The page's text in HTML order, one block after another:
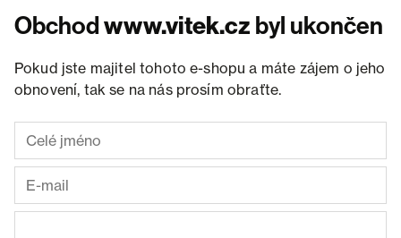
Obchodwww.vitek.cz byl ukončen
Pokud jste majitel tohoto e-shopu a máte zájem o jeho
obnovení, tak se na nás prosím obraťte.